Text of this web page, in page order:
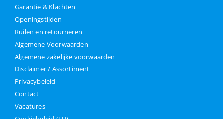
Garantie & Klachten
Openingstijden
Ruilen en retourneren
Algemene Voorwaarden
Algemene zakelijke voorwaarden
Disclaimer / Assortiment
Privacybeleid
Contact
Vacatures